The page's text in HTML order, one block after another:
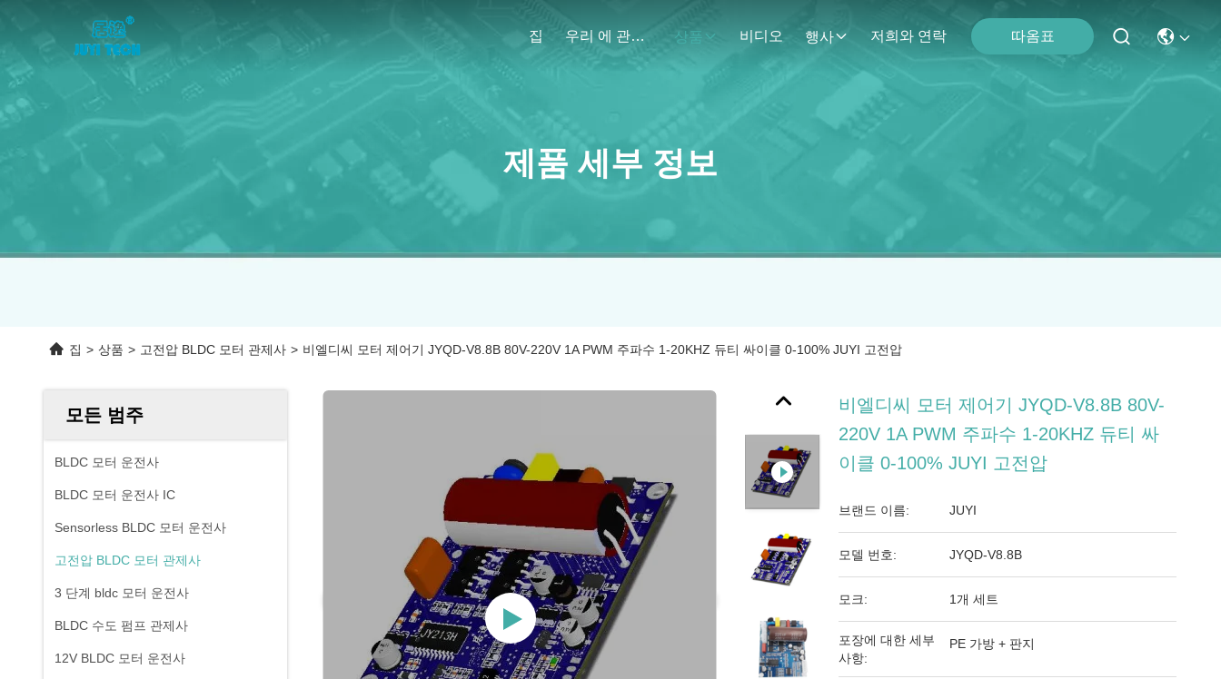
집 우리 에 관한 것 상품 비디오 행사 저희와 연락 따옴표
제품 세부 정보
집 > 상품 > 고전압 BLDC 모터 관제사 > 비엘디씨 모터 제어기 JYQD-V8.8B 80V-220V 1A PWM 주파수 1-20KHZ 듀티 싸이클 0-100% JUYI 고전압
모든 범주
BLDC 모터 운전사
BLDC 모터 운전사 IC
Sensorless BLDC 모터 운전사
고전압 BLDC 모터 관제사
3 단계 bldc 모터 운전사
BLDC 수도 펌프 관제사
12V BLDC 모터 운전사
비엘디씨 모터 제어기 JYQD-V8.8B 80V-
220V 1A PWM 주파수 1-20KHZ 듀티 싸
이클 0-100% JUYI 고전압
브랜드 이름: JUYI
모델 번호: JYQD-V8.8B
모크: 1개 세트
포장에 대한 세부
사항:
PE 가방 + 판지